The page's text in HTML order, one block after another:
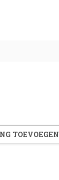
TOEVOEGEN